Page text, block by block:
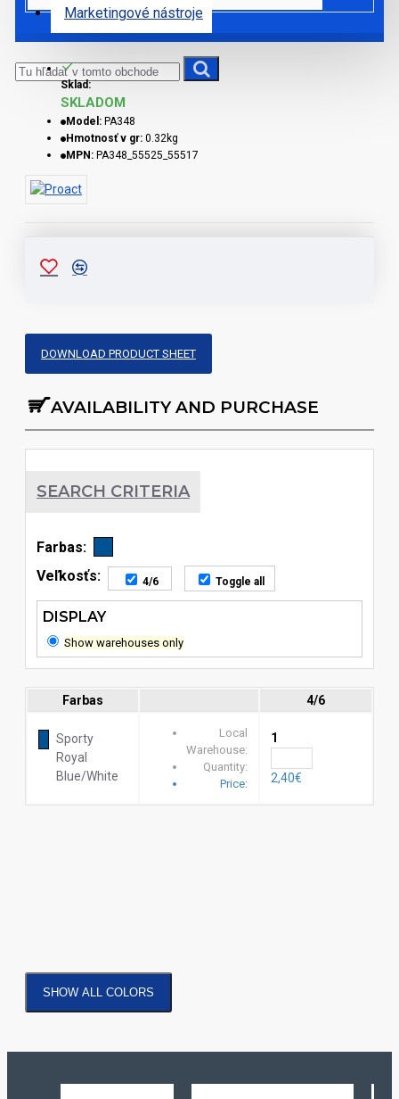
Marketingové nástroje
Sklad:
SKLADOM
Model: PA348
Hmotnosť v gr: 0.32kg
MPN: PA348_55525_55517
DOWNLOAD PRODUCT SHEET
AVAILABILITY AND PURCHASE
SEARCH CRITERIA
Farbas:
Veľkosťs:
4/6 Toggle all
DISPLAY
Show warehouses only
Farbas 4/6
Sporty
Royal
Blue/White
Local
Warehouse:
Quantity:
Price:
1
2,40€
SHOW ALL COLORS